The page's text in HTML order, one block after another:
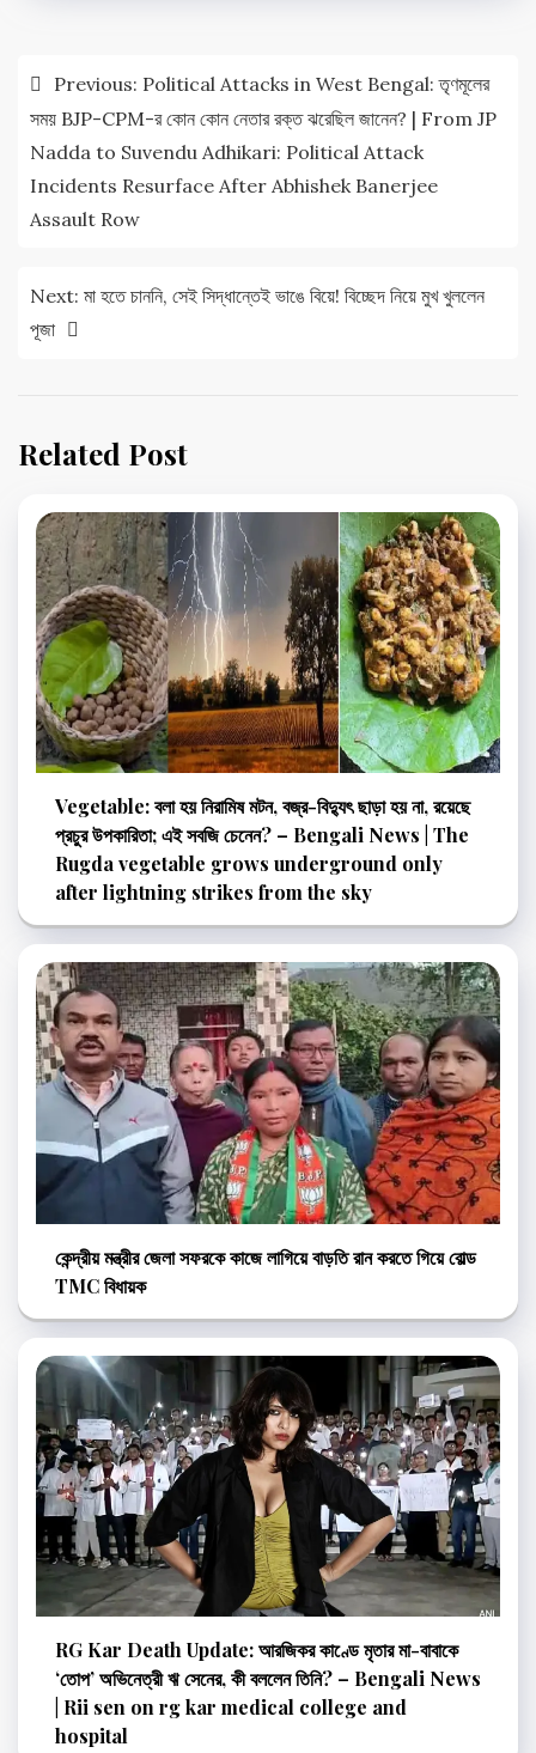
Post
navigation
Previous: Political Attacks in West Bengal: তৃণমূলের
সময় BJP-CPM-র কোন কোন নেতার রক্ত ঝরেছিল জানেন? | From JP
Nadda to Suvendu Adhikari: Political Attack
Incidents Resurface After Abhishek Banerjee
Assault Row
Next: মা হতে চাননি, সেই সিদ্ধান্তেই ভাঙে বিয়ে! বিচ্ছেদ নিয়ে মুখ খুললেন
পূজা
Related Post
Vegetable: বলা হয় নিরামিষ মটন, বজ্র-বিদ্যুৎ ছাড়া হয় না, রয়েছে
প্রচুর উপকারিতা; এই সবজি চেনেন? – Bengali News | The
Rugda vegetable grows underground only
after lightning strikes from the sky
কেন্দ্রীয় মন্ত্রীর জেলা সফরকে কাজে লাগিয়ে বাড়তি রান করতে গিয়ে বোল্ড
TMC বিধায়ক
RG Kar Death Update: আরজিকর কাণ্ডে মৃতার মা-বাবাকে
‘তোপ’ অভিনেত্রী ঋ সেনের, কী বললেন তিনি? – Bengali News
| Rii sen on rg kar medical college and
hospital